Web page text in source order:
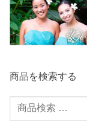
商品を検索する
検
索